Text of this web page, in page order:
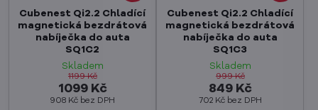
Cubenest Qi2.2 Chladící
magnetická bezdrátová
nabíječka do auta
SQ1C2
Skladem
1099 Kč
908 Kč bez DPH
1199 Kč
Cubenest Qi2.2 Chladící
magnetická bezdrátová
nabíječka do auta
SQ1C3
Skladem
849 Kč
702 Kč bez DPH
999 Kč